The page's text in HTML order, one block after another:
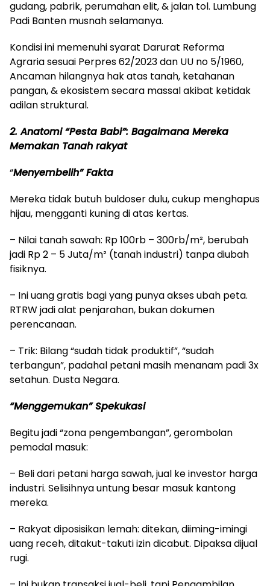
gudang, pabrik, perumahan elit, & jalan tol. Lumbung
Padi Banten musnah selamanya.
Kondisi ini memenuhi syarat Darurat Reforma
Agraria sesuai Perpres 62/2023 dan UU no 5/1960,
Ancaman hilangnya hak atas tanah, ketahanan
pangan, & ekosistem secara massal akibat ketidak
adilan struktural.
2. Anatomi “Pesta Babi”: Bagaimana Mereka
Memakan Tanah rakyat
“Menyembelih” Fakta
Mereka tidak butuh buldoser dulu, cukup menghapus
hijau, mengganti kuning di atas kertas.
– Nilai tanah sawah: Rp 100rb – 300rb/m², berubah
jadi Rp 2 – 5 Juta/m² (tanah industri) tanpa diubah
fisiknya.
– Ini uang gratis bagi yang punya akses ubah peta.
RTRW jadi alat penjarahan, bukan dokumen
perencanaan.
– Trik: Bilang “sudah tidak produktif”, “sudah
terbangun”, padahal petani masih menanam padi 3x
setahun. Dusta Negara.
“Menggemukan” Spekukasi
Begitu jadi “zona pengembangan”, gerombolan
pemodal masuk:
– Beli dari petani harga sawah, jual ke investor harga
industri. Selisihnya untung besar masuk kantong
mereka.
– Rakyat diposisikan lemah: ditekan, diiming-imingi
uang receh, ditakut-takuti izin dicabut. Dipaksa dijual
rugi.